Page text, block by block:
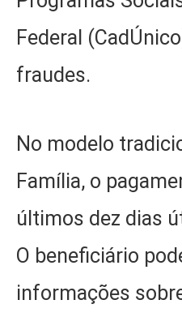
Federal
fraudes.
No modelo
Família, o
últimos dez dias
O beneficiário
informações